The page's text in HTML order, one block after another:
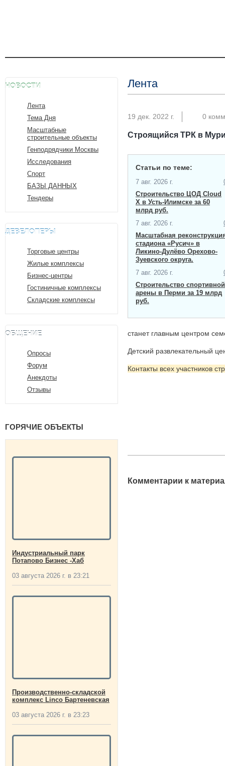
НОВОСТИ
Лента
Тема Дня
Масштабные
строительные объекты
Генподрядчики Москвы
Исследования
Спорт
БАЗЫ ДАННЫХ
Тендеры
ДЕВЕЛОПЕРЫ
Торговые центры
Жилые комплексы
Бизнес-центры
Гостиничные комплексы
Складские комплексы
ОБЩЕНИЕ
Опросы
Форум
Анекдоты
Отзывы
ГОРЯЧИЕ ОБЪЕКТЫ
Индустриальный парк
Потапово Бизнес -Хаб
03 августа 2026 г. в 23:21
Производственно-складской
комплекс Linco Бартеневская
03 августа 2026 г. в 23:23
Лента
19 дек. 2022 г. 0
Строящийся ​ТРК в
Статьи по теме:
7 авг. 2026 г.
Строительство ЦОД Cloud
X в Усть-Илимске за 60
млрд руб.
7 авг. 2026 г.
Масштабная
стадиона «Русич» в
Ликино-Дулёво Орехово-
Зуевского округа.
7 авг. 2026 г.
Строительство спортивной
арены в Перми за 19 млрд
руб.
станет главным центром
Детский развлекательный
Контакты всех участников
Комментарии к